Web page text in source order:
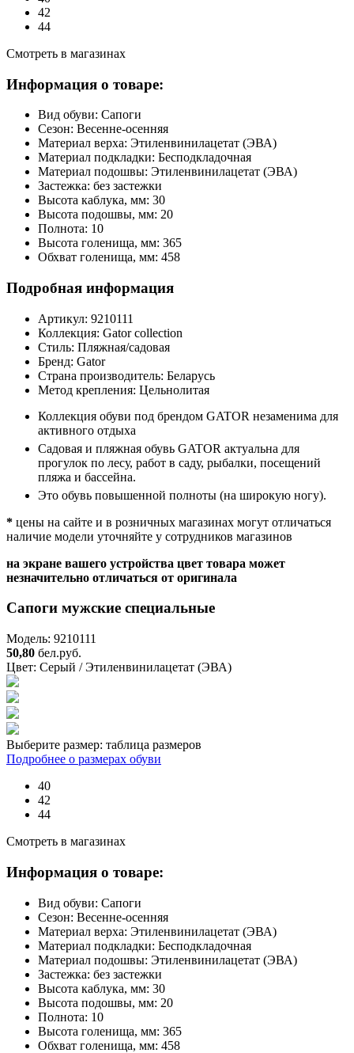
42
44
Смотреть в магазинах
Информация о товаре:
Вид обуви: Сапоги
Сезон: Весенне-осенняя
Материал верха: Этиленвинилацетат (ЭВА)
Материал подкладки: Бесподкладочная
Материал подошвы: Этиленвинилацетат (ЭВА)
Застежка: без застежки
Высота каблука, мм: 30
Высота подошвы, мм: 20
Полнота: 10
Высота голенища, мм: 365
Обхват голенища, мм: 458
Подробная информация
Артикул: 9210111
Коллекция: Gator collection
Стиль: Пляжная/садовая
Бренд: Gator
Страна производитель: Беларусь
Метод крепления: Цельнолитая
Коллекция обуви под брендом GATOR незаменима для
активного отдыха
Садовая и пляжная обувь GATOR актуальна для
прогулок по лесу, работ в саду, рыбалки, посещений
пляжа и бассейна.
Это обувь повышенной полноты (на широкую ногу).
* цены на сайте и в розничных магазинах могут отличаться
наличие модели уточняйте у сотрудников магазинов
на экране вашего устройства цвет товара может
незначительно отличаться от оригинала
Сапоги мужские специальные
Модель: 9210111
50,80 бел.руб.
Цвет: Серый / Этиленвинилацетат (ЭВА)
Выберите размер: таблица размеров
Подробнее о размерах обуви
40
42
44
Смотреть в магазинах
Информация о товаре:
Вид обуви: Сапоги
Сезон: Весенне-осенняя
Материал верха: Этиленвинилацетат (ЭВА)
Материал подкладки: Бесподкладочная
Материал подошвы: Этиленвинилацетат (ЭВА)
Застежка: без застежки
Высота каблука, мм: 30
Высота подошвы, мм: 20
Полнота: 10
Высота голенища, мм: 365
Обхват голенища, мм: 458